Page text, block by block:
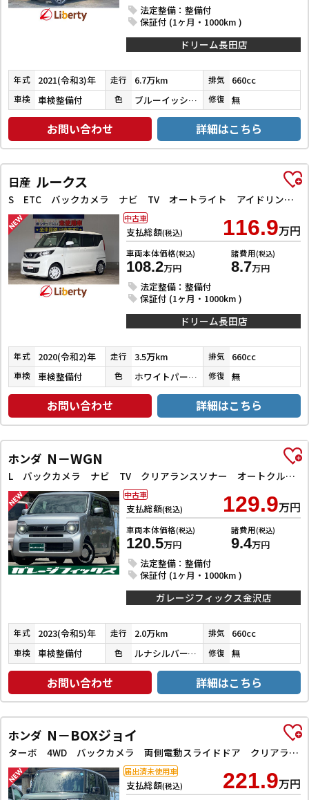
法定整備：整備付
保証付 (1ヶ月・1000km )
ドリーム長田店
年式 2021(令和3)年 走行 6.7万km 排気 660cc
車検 車検整備付 色 ブルーイッシュブラックパール３ 修復 無
お問い合わせ 詳細はこちら
日産 ルークス
S ETC バックカメラ ナビ TV オートライト アイドリングストップ 電動格納ミラー ベンチシート CVT ABS ESC CD Bluetooth エアコン パワーステアリング パワーウィンドウ
支払総額(税込) 116.9万円
車両本体価格(税込)
108.2万円
諸費用(税込)
8.7万円
法定整備：整備付
保証付 (1ヶ月・1000km )
中古車
ドリーム長田店
年式 2020(令和2)年 走行 3.5万km 排気 660cc
車検 車検整備付 色 ホワイトパール３コートパール 修復 無
お問い合わせ 詳細はこちら
ホンダ N－WGN
L バックカメラ ナビ TV クリアランスソナー オートクルーズコントロール レーンアシスト 衝突被害軽減システム オートライト スマートキー アイドリングストップ 電動格納ミラー シートヒーター
支払総額(税込) 129.9万円
車両本体価格(税込)
120.5万円
諸費用(税込)
9.4万円
法定整備：整備付
保証付 (1ヶ月・1000km )
中古車
ガレージフィックス金沢店
年式 2023(令和5)年 走行 2.0万km 排気 660cc
車検 車検整備付 色 ルナシルバーメタリック 修復 無
お問い合わせ 詳細はこちら
ホンダ N－BOXジョイ
ターボ 4WD バックカメラ 両側電動スライドドア クリアランスソナー オートクルーズコントロール レーンアシスト 衝突被害軽減システム オートライト LEDヘッドランプ スマートキー アイドリングストップ
支払総額(税込) 221.9万円
届出済未使用車